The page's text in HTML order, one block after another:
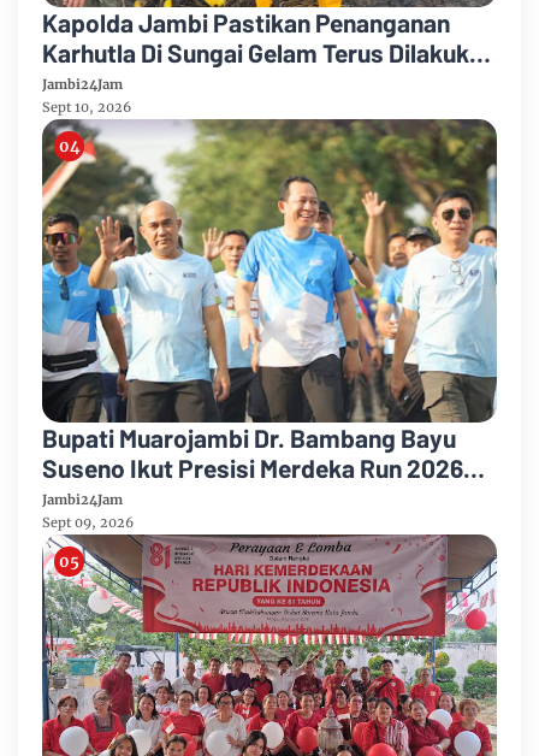
Kapolda Jambi Pastikan Penanganan
Karhutla Di Sungai Gelam Terus Dilakukan
Sinergi Diperkuat
Jambi24Jam
Sept 10, 2026
Bupati Muarojambi Dr. Bambang Bayu
Suseno Ikut Presisi Merdeka Run 2026
Ajak Warga Hidup Sehat
Jambi24Jam
Sept 09, 2026